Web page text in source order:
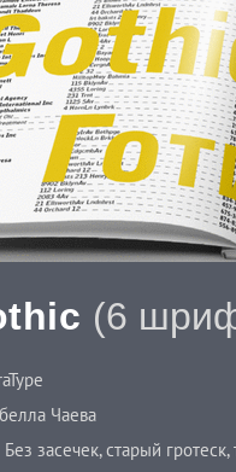
(6
Чаева
Без засечек,старый гротеск,